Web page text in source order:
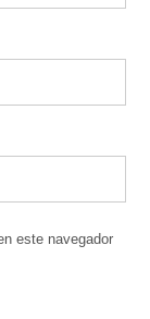
este navegador